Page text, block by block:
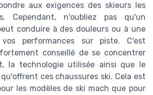
aux exigences des skieurs les
Cependant, n'oubliez pas qu'un
conduire à des douleurs ou à une
performances sur piste. C'est
conseillé de se concentrer
la technologie utilisée ainsi que le
ces chaussures ski. Cela est
les modèles de ski mach que pour